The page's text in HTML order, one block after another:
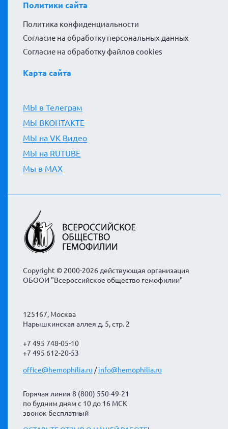
Политики сайта
Политика конфиденциальности
Согласие на обработку персональных данных
Согласие на обработку файлов cookies
Карта сайта
МЫ в Телеграм
МЫ ВКОНТАКТЕ
МЫ на VK Видео
МЫ на RUTUBE
Мы в MAX
Copyright © 2000-2026 действующая организация
ОБООИ "Всероссийское общество гемофилии"
125167, Москва
Нарышкинская аллея д. 5, стр. 2
+7 495 748-05-10
+7 495 612-20-53
office@hemophilia.ru /info@hemophilia.ru
Горячая линия 8 (800) 550-49-21
по будним дням с 10 до 16 МСК
звонок бесплатный